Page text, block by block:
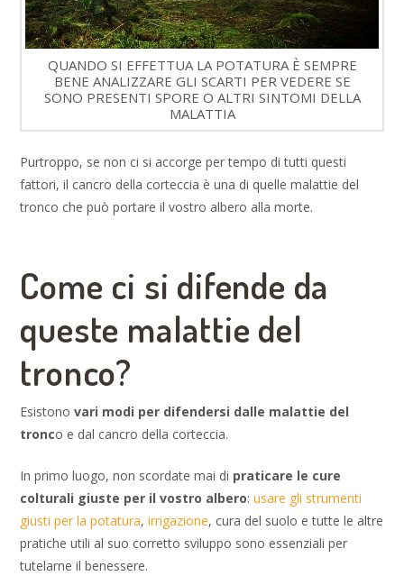
QUANDO SI EFFETTUA LA POTATURA È SEMPRE
BENE ANALIZZARE GLI SCARTI PER VEDERE SE
SONO PRESENTI SPORE O ALTRI SINTOMI DELLA
MALATTIA
Purtroppo, se non ci si accorge per tempo di tutti questi
fattori, il cancro della corteccia è una di quelle malattie del
tronco che può portare il vostro albero alla morte.
Come ci si difende da
queste malattie del
tronco?
Esistonovari modi per difendersi dalle malattie del
tronco e dal cancro della corteccia.
In primo luogo, non scordate mai di praticare le cure
colturali giuste per il vostro albero:usare gli strumenti
giusti per la potatura,irrigazione, cura del suolo e tutte le altre
pratiche utili al suo corretto sviluppo sono essenziali per
tutelarne il benessere.